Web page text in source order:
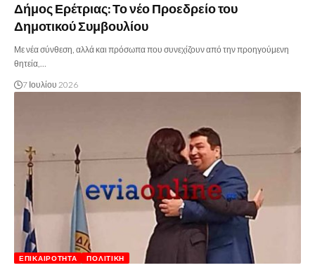
Δήμος Ερέτριας: Το νέο Προεδρείο του
Δημοτικού Συμβουλίου
Με νέα σύνθεση, αλλά και πρόσωπα που συνεχίζουν από την προηγούμενη
θητεία,…
7 Ιουλίου 2026
ΕΠΙΚΑΙΡΌΤΗΤΑ ΠΟΛΙΤΙΚΉ